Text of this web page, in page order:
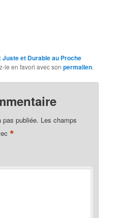
Juste et Durable au Proche
le en favori avec sonpermalien.
pas publiée. Les champs
*